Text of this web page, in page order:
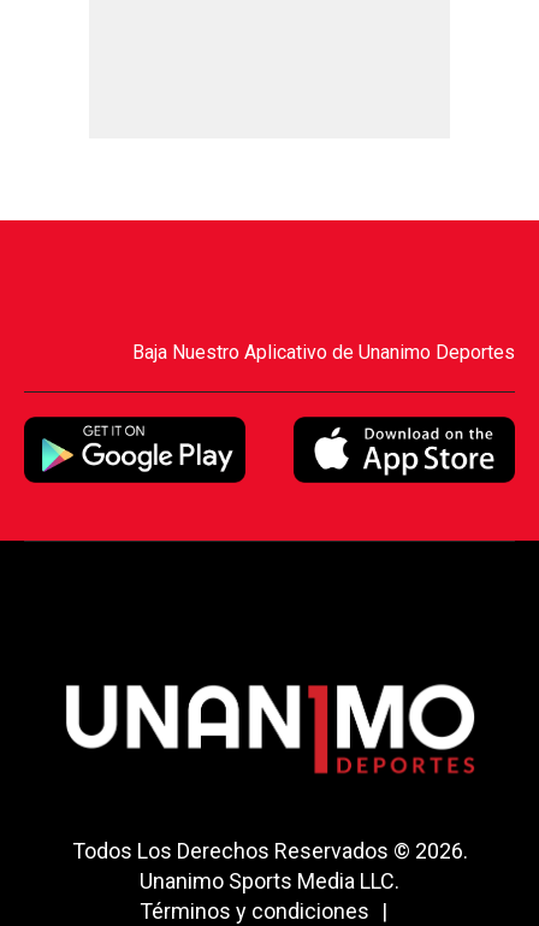
Baja Nuestro Aplicativo de Unanimo Deportes
Todos Los Derechos Reservados © 2026.
Unanimo Sports Media LLC.
Términos y condiciones